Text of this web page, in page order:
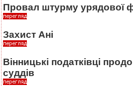
Провал штурму урядової
Захист Ані
Вінницькі податківці
суддів